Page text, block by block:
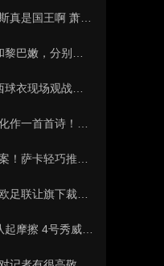
得听他的 新赛季日程安
别是什么水平？
晒照：终究是人生，不
本届世界杯金句合集
，英格兰4-0领先法国
像世界杯一样，用VAR
逊大声嘲讽卡卢马:W